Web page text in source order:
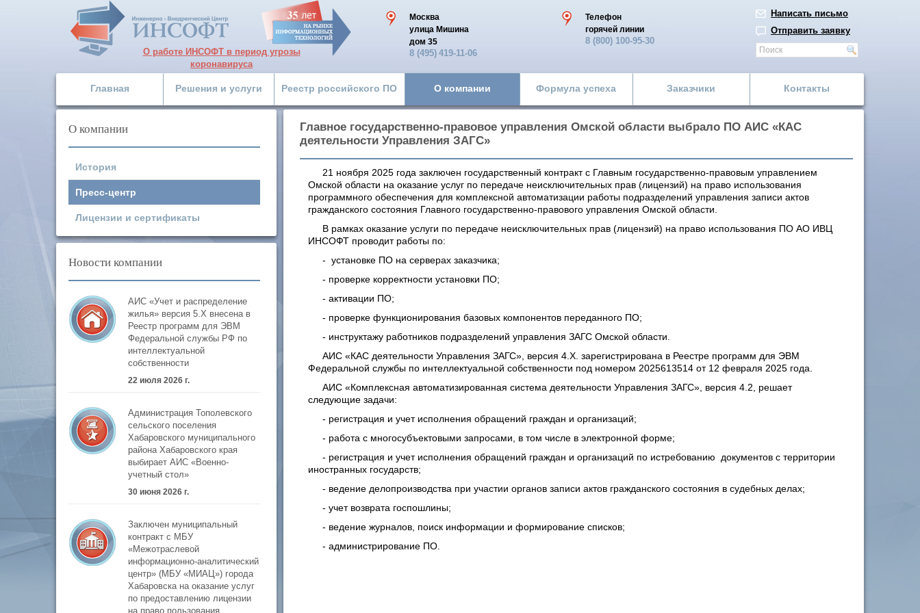
О работе ИНСОФТ в период угрозы
коронавируса
Москва
улица Мишина
дом 35
8 (495) 419-11-06
Телефон
горячей линии
8 (800) 100-95-30
Написать письмо
Отправить заявку
Главная Решения и услуги Реестр российского ПО О компании Формула успеха Заказчики Контакты
О компании
История
Пресс-центр
Лицензии и сертификаты
Новости компании
АИС «Учет и распределение
жилья» версия 5.Х внесена в
Реестр программ для ЭВМ
Федеральной службы РФ по
интеллектуальной
собственности
22 июля 2026 г.
Администрация Тополевского
сельского поселения
Хабаровского муниципального
района Хабаровского края
выбирает АИС «Военно-
учетный стол»
30 июня 2026 г.
Заключен муниципальный
контракт с МБУ
«Межотраслевой
информационно-аналитический
центр» (МБУ «МИАЦ») города
Хабаровска на оказание услуг
по предоставлению лицензии
на право пользования
Главное государственно-правовое управления Омской области выбрало ПО АИС «КАС
деятельности Управления ЗАГС»
21 ноября 2025 года заключен государственный контракт с Главным государственно-правовым управлением
Омской области на оказание услуг по передаче неисключительных прав (лицензий) на право использования
программного обеспечения для комплексной автоматизации работы подразделений управления записи актов
гражданского состояния Главного государственно-правового управления Омской области.
В рамках оказание услуги по передаче неисключительных прав (лицензий) на право использования ПО АО ИВЦ
ИНСОФТ проводит работы по:
- установке ПО на серверах заказчика;
- проверке корректности установки ПО;
- активации ПО;
- проверке функционирования базовых компонентов переданного ПО;
- инструктажу работников подразделений управления ЗАГС Омской области.
АИС «КАС деятельности Управления ЗАГС», версия 4.Х. зарегистрирована в Реестре программ для ЭВМ
Федеральной службы по интеллектуальной собственности под номером 2025613514 от 12 февраля 2025 года.
АИС «Комплексная автоматизированная система деятельности Управления ЗАГС», версия 4.2, решает
следующие задачи:
- регистрация и учет исполнения обращений граждан и организаций;
- работа с многосубъектовыми запросами, в том числе в электронной форме;
- регистрация и учет исполнения обращений граждан и организаций по истребованию документов с территории
иностранных государств;
- ведение делопроизводства при участии органов записи актов гражданского состояния в судебных делах;
- учет возврата госпошлины;
- ведение журналов, поиск информации и формирование списков;
- администрирование ПО.